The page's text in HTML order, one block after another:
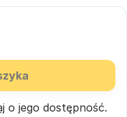
o jego dostępność.